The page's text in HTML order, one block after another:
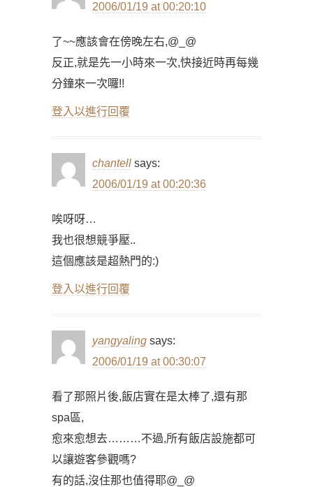
2006/01/19 at 00:20:10
了~~應該會在傍晚左右,@_@
反正,就是先一小時來一次,快接近時再每幾
分鐘來一次囉!!
登入以進行回覆
chantell says:
2006/01/19 at 00:20:36
唉呀呀…
我也很想競爭壓..
這個應該是超熱門的:)
登入以進行回覆
yangyaling says:
2006/01/19 at 00:30:07
看了那照片後,飯店實在是太棒了,還有那
spa區,
愈來愈想去………不過,所有飯店設施都可
以讓遊客參觀嗎?
有的話,沒住那也值得耶@_@